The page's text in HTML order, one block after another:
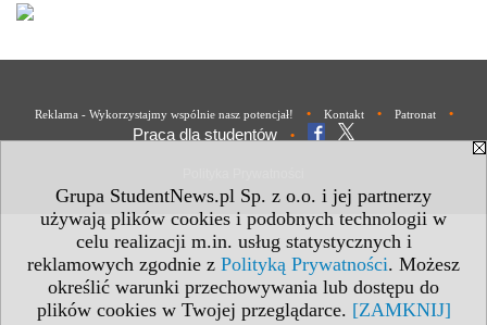
Grupa StudentNews.pl Sp. z o.o. i jej partnerzy
używają plików cookies i podobnych technologii w
celu realizacji m.in. usług statystycznych i
reklamowych zgodnie z Polityką Prywatności. Możesz
określić warunki przechowywania lub dostępu do
plików cookies w Twojej przeglądarce. [ZAMKNIJ]
Reklama - Wykorzystajmy wspólnie nasz potencjał! • Kontakt • Patronat •
Praca dla studentów •